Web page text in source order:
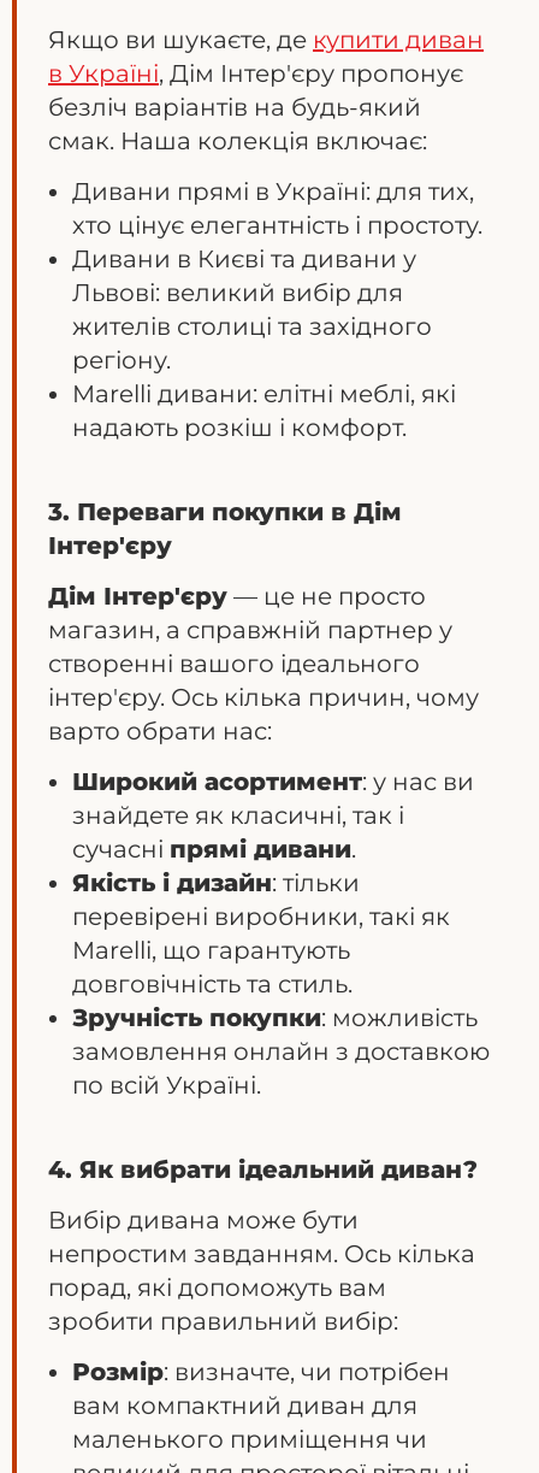
Якщо ви шукаєте, де купити диван
в Україні, Дім Інтер'єру пропонує
безліч варіантів на будь-який
смак. Наша колекція включає:
Дивани прямі в Україні: для тих,
хто цінує елегантність і простоту.
Дивани в Києві та дивани у
Львові: великий вибір для
жителів столиці та західного
регіону.
Marelli дивани: елітні меблі, які
надають розкіш і комфорт.
3. Переваги покупки в Дім
Інтер'єру
Дім Інтер'єру — це не просто
магазин, а справжній партнер у
створенні вашого ідеального
інтер'єру. Ось кілька причин, чому
варто обрати нас:
Широкий асортимент: у нас ви
знайдете як класичні, так і
сучасні прямі дивани.
Якість і дизайн: тільки
перевірені виробники, такі як
Marelli, що гарантують
довговічність та стиль.
Зручність покупки: можливість
замовлення онлайн з доставкою
по всій Україні.
4. Як вибрати ідеальний диван?
Вибір дивана може бути
непростим завданням. Ось кілька
порад, які допоможуть вам
зробити правильний вибір:
Розмір: визначте, чи потрібен
вам компактний диван для
маленького приміщення чи